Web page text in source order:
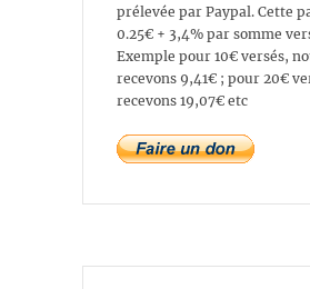
prélevée par Paypal. Cette
0.25€ + 3,4% par somme
Exemple pour 10€ versés,
recevons 9,41€ ; pour 20€
recevons 19,07€ etc